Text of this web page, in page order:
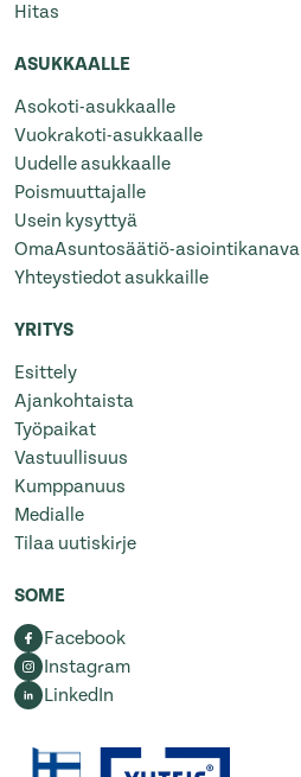
Hitas
ASUKKAALLE
Asokoti-asukkaalle
Vuokrakoti-asukkaalle
Uudelle asukkaalle
Poismuuttajalle
Usein kysyttyä
OmaAsuntosäätiö-asiointikanava
Yhteystiedot asukkaille
YRITYS
Esittely
Ajankohtaista
Työpaikat
Vastuullisuus
Kumppanuus
Medialle
Tilaa uutiskirje
SOME
Facebook
Instagram
LinkedIn